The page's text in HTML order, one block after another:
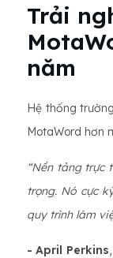
Trải
năm
Hệ thống
MotaWord hơn
“Nền tảng trực
trọng. Nó cực
quy trình làm
- April Perkins